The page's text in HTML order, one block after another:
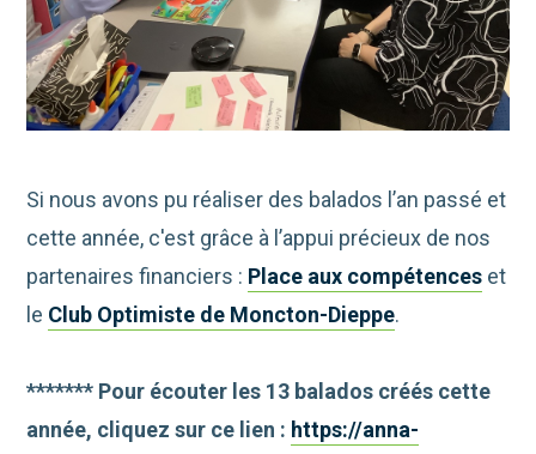
Si nous avons pu réaliser des balados l’an passé et
cette année, c'est grâce à l’appui précieux de nos
partenaires financiers : Place aux compétences et
le Club Optimiste de Moncton-Dieppe.
******* Pour écouter les 13 balados créés cette
année, cliquez sur ce lien : https://anna-